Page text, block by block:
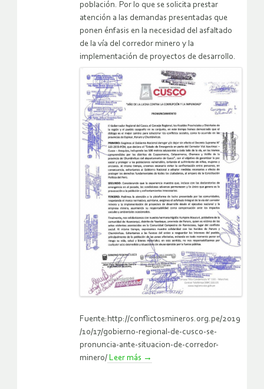
población. Por lo que se solicita prestar
atención a las demandas presentadas que
ponen énfasis en la necesidad del asfaltado
de la vía del corredor minero y la
implementación de proyectos de desarrollo.
Fuente:http://conflictosmineros.org.pe/2019
/10/17/gobierno-regional-de-cusco-se-
pronuncia-ante-situacion-de-corredor-
minero/ Leer más →